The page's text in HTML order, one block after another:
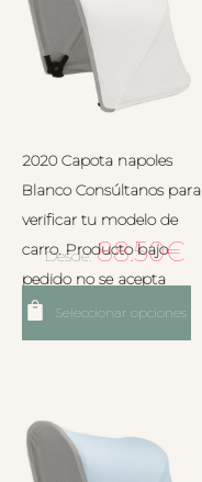
2020 Capota napoles
Blanco Consúltanos para
verificar tu modelo de
carro. Producto bajo
pedido no se acepta
devolución.
Desde:88.50€
Seleccionar opciones